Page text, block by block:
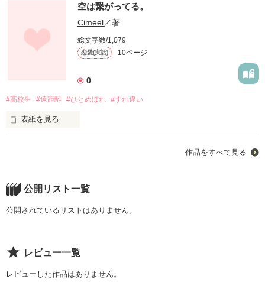
空は繋がってる。
Cimeel／著
総文字数/1,079
恋愛(実話) 10ページ
0
#高校生 #遠距離 #ひとめぼれ #すれ違い
表紙を見る
今いっても言い訳にしかならないけど
高校生になったばかりの私はまだまだ子供で
あなたのことをちゃんと知るのが怖かった…
❀  ❀  ❀  ❀  ❀  ❀  ❀  ❀
作品をすべて見る
公開リスト一覧
公開されているリストはありません。
レビュー一覧
レビューした作品はありません。